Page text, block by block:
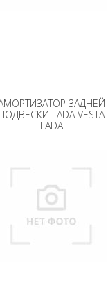
ЗАДНЕЙ
ПОДВЕСКИ LADA VESTA
LADA